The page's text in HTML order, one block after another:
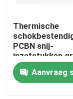
Producten
Over ons
Thermische
PCBN snij-
inzetstukken
gietijzer DCGW-
tussenvoegsel
Aanvraag